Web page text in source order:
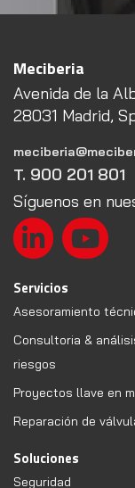
Meciberia
Avenida de la
28031 Madrid,
T. 900 201 801
Síguenos en
Servicios
Asesoramiento
Consultoria &
riesgos
Proyectos llave en
Reparación de
Soluciones
Seguridad